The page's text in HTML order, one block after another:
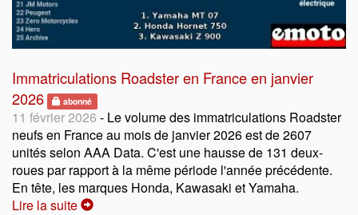
Immatriculations Roadster en France en janvier
2026
abonné
11 février 2026 - Le volume des immatriculations Roadster
neufs en France au mois de janvier 2026 est de 2607
unités selon AAA Data. C'est une hausse de 131 deux-
roues par rapport à la même période l'année précédente.
En tête, les marques Honda, Kawasaki et Yamaha.
Lire la suite